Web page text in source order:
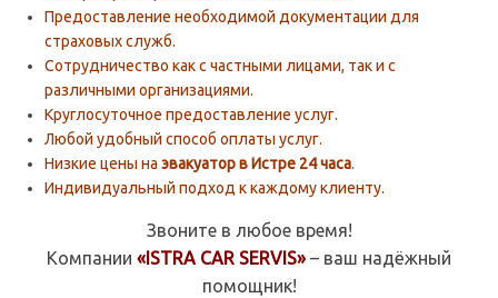
Предоставление необходимой документации для
страховых служб.
Сотрудничество как с частными лицами, так и с
различными организациями.
Круглосуточное предоставление услуг.
Любой удобный способ оплаты услуг.
Низкие цены на эвакуатор в Истре 24 часа.
Индивидуальный подход к каждому клиенту.
Звоните в любое время!
Компании «ISTRA CAR SERVIS» – ваш надёжный
помощник!